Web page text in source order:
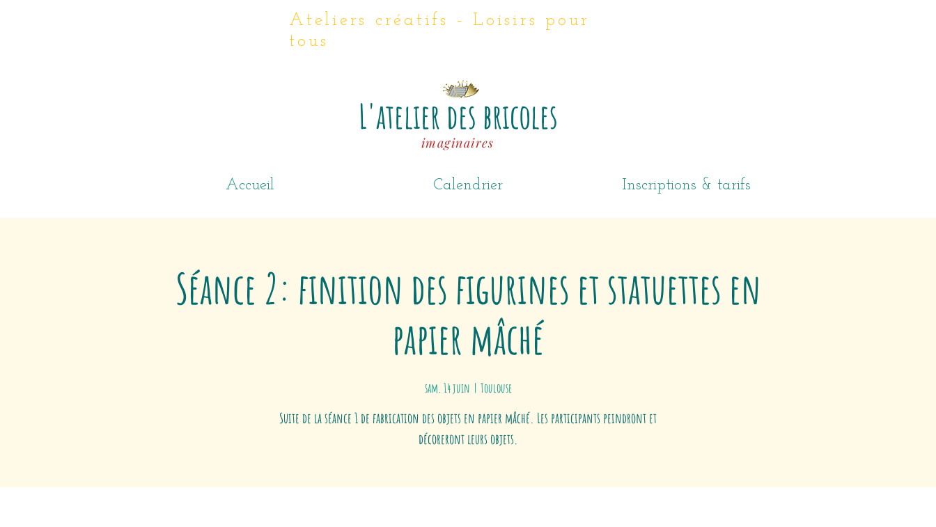
Ateliers créatifs - Loisirs
pour
tous
L'atelier des bricoles
imaginaires
Accueil Calendrier Inscriptions & tarifs
Séance 2: finition des figurines et statuettes en
papier mâché
sam. 14 juin
  |
Toulouse
Suite de la séance 1 de fabrication des objets en papier mâché. Les participants peindront et
décoreront leurs objets.